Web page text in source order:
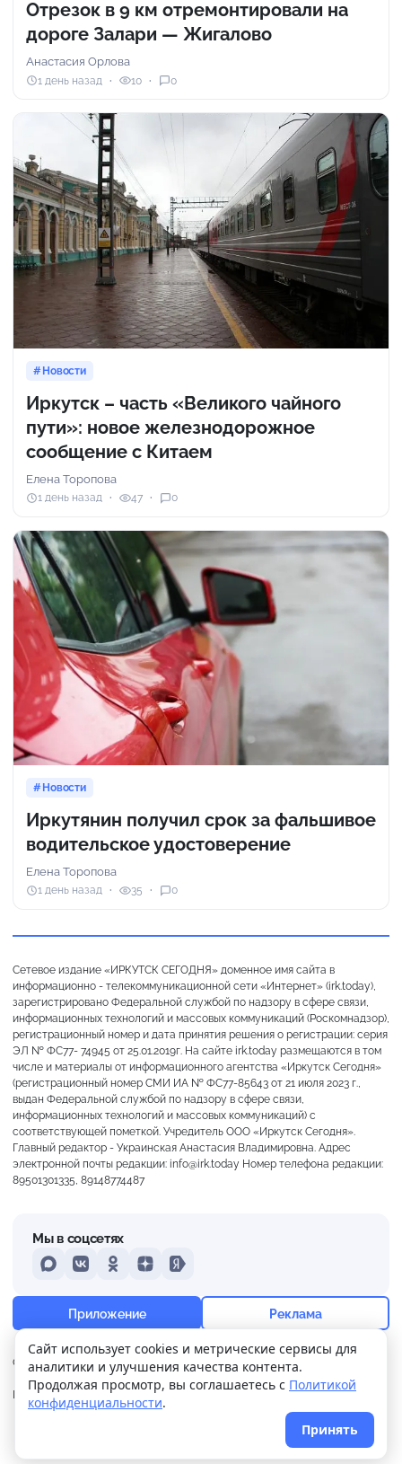
+19° Ощущается как +19
1 м/с 758 мм 91%
Отрезок в 9 км отремонтировали на
дороге Залари — Жигалово
Анастасия Орлова
1 день назад 10 0
Новости
Иркутск – часть «Великого чайного
пути»: новое железнодорожное
сообщение с Китаем
Елена Торопова
1 день назад 47 0
Новости
Иркутянин получил срок за фальшивое
водительское удостоверение
Елена Торопова
1 день назад 35 0
Сетевое издание «ИРКУТСК СЕГОДНЯ» доменное имя сайта в
информационно - телекоммуникационной сети «Интернет» (irk.today),
зарегистрировано Федеральной службой по надзору в сфере связи,
информационных технологий и массовых коммуникаций (Роскомнадзор),
регистрационный номер и дата принятия решения о регистрации: серия
ЭЛ № ФС77- 74945 от 25.01.2019г. На сайте irk.today размещаются в том
числе и материалы от информационного агентства «Иркутск Сегодня»
(регистрационный номер СМИ ИА № ФС77-85643 от 21 июля 2023 г.,
выдан Федеральной службой по надзору в сфере связи,
информационных технологий и массовых коммуникаций) с
соответствующей пометкой. Учредитель ООО «Иркутск Сегодня».
Главный редактор - Украинская Анастасия Владимировна. Адрес
электронной почты редакции: info@irk.today Номер телефона редакции:
89501301335, 89148774487
О нас Контакты Прислать новость
Реклама
Политика
конфиденциальности
Мы в соцсетях
MAXVKontakteOdnoklassniki
DzenYandex
Приложение Реклама
. Поддержка сайтаWPSUPPORT
Сайт использует cookies и метрические сервисы для
аналитики и улучшения качества контента.
Продолжая просмотр, вы соглашаетесь с Политикой
конфиденциальности.
Принять